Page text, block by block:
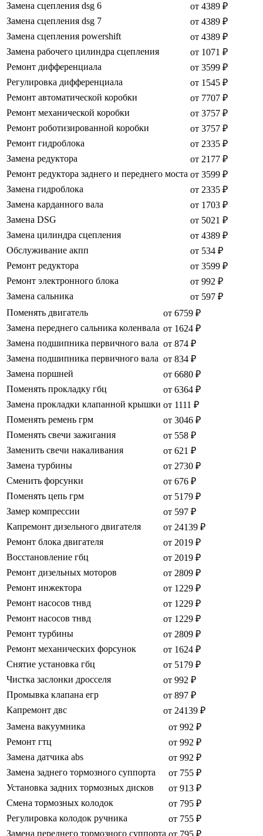
Замена сцепления dsg 6
от 4389 ₽
Замена сцепления dsg 7
от 4389 ₽
Замена сцепления powershift
от 4389 ₽
Замена рабочего цилиндра сцепления
от 1071 ₽
Ремонт дифференциала
от 3599 ₽
Регулировка дифференциала
от 1545 ₽
Ремонт автоматической коробки
от 7707 ₽
Ремонт механической коробки
от 3757 ₽
Ремонт роботизированной коробки
от 3757 ₽
Ремонт гидроблока
от 2335 ₽
Замена редуктора
от 2177 ₽
Ремонт редуктора заднего и переднего моста от 3599 ₽
Замена гидроблока
от 2335 ₽
Замена карданного вала
от 1703 ₽
Замена DSG
от 5021 ₽
Замена цилиндра сцепления
от 4389 ₽
Обслуживание акпп
от 534 ₽
Ремонт редуктора
от 3599 ₽
Ремонт электронного блока
от 992 ₽
Замена сальника
от 597 ₽
Поменять двигатель
от 6759 ₽
Замена переднего сальника коленвала от 1624 ₽
Замена подшипника первичного вала от 874 ₽
Замена подшипника первичного вала от 834 ₽
Замена поршней
от 6680 ₽
Поменять прокладку гбц
от 6364 ₽
Замена прокладки клапанной крышки от 1111 ₽
Поменять ремень грм
от 3046 ₽
Поменять свечи зажигания
от 558 ₽
Заменить свечи накаливания
от 621 ₽
Замена турбины
от 2730 ₽
Сменить форсунки
от 676 ₽
Поменять цепь грм
от 5179 ₽
Замер компрессии
от 597 ₽
Капремонт дизельного двигателя
от 24139 ₽
Ремонт блока двигателя
от 2019 ₽
Восстановление гбц
от 2019 ₽
Ремонт дизельных моторов
от 2809 ₽
Ремонт инжектора
от 1229 ₽
Ремонт насосов тнвд
от 1229 ₽
Ремонт насосов тнвд
от 1229 ₽
Ремонт турбины
от 2809 ₽
Ремонт механических форсунок
от 1624 ₽
Снятие установка гбц
от 5179 ₽
Чистка заслонки дросселя
от 992 ₽
Промывка клапана егр
от 897 ₽
Капремонт двс
от 24139 ₽
Замена вакуумника
от 992 ₽
Ремонт гтц
от 992 ₽
Замена датчика abs
от 992 ₽
Замена заднего тормозного суппорта
от 755 ₽
Установка задних тормозных дисков
от 913 ₽
Смена тормозных колодок
от 795 ₽
Регулировка колодок ручника
от 755 ₽
Замена переднего тормозного суппорта